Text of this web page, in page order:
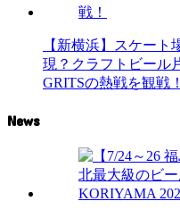
【新横浜】スケー
現？クラフトビール
GRITSの熱戦を観戦！
News